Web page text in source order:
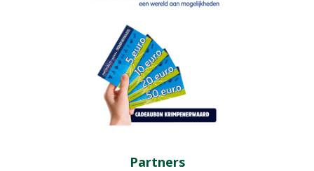
Partners